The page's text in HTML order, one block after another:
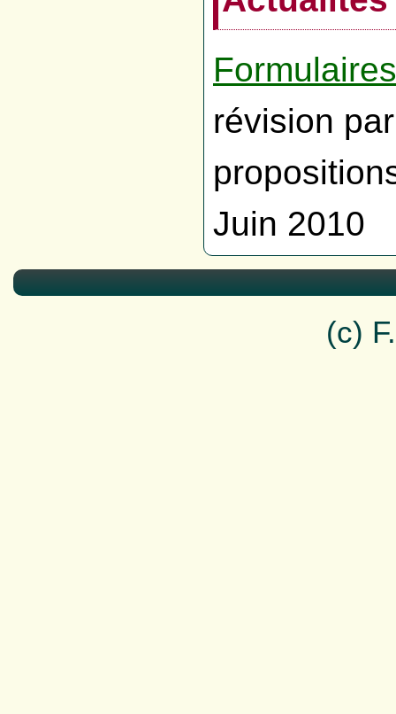
révision
Juin 2010
(c)